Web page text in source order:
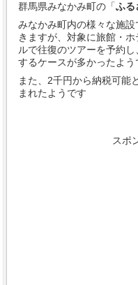
群馬県みなかみ町の「ふる
みなかみ町内の様々な施
きますが、対象に旅館・
ルで往復のツアーを予約
するケースが多かったよう
また、2千円から納税可能
まれたようです
スポ